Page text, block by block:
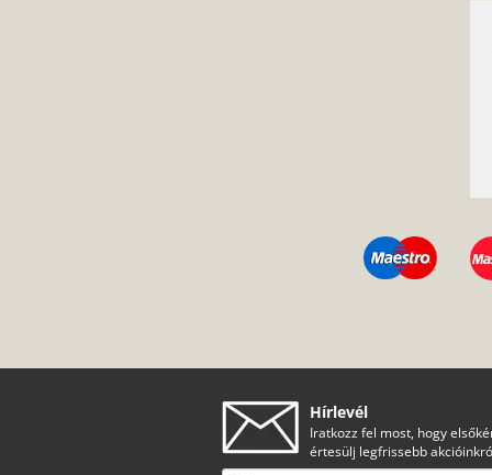
Köszönöm Pitbullcase!!! Sok pacsit nektek!!!
Hírlevél
Iratkozz fel most, hogy
értesülj legfrissebb